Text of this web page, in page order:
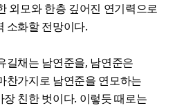
외모와 한층 깊어진 연기력으로
소화할 전망이다.
길채는 남연준을, 남연준은
찬가지로 남연준을 연모하는
친한 벗이다. 이렇듯 때로는